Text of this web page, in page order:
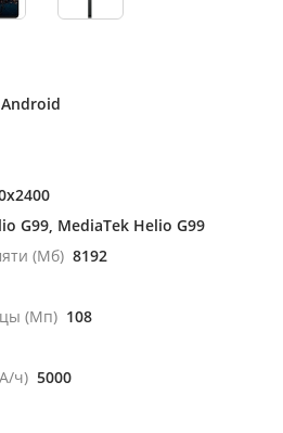
Android
G99, MediaTek Helio G99
(Мб) 8192
(Мп) 108
ч) 5000